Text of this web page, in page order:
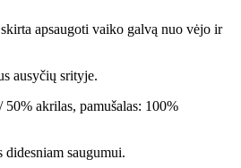
apsaugoti vaiko galvą nuo vėjo ir
ausyčių srityje.
akrilas, pamušalas: 100%
didesniam saugumui.